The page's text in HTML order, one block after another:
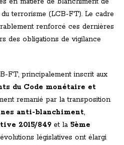
terrorisme (LCB-FT). Le cadre
renforcé ces dernières
des obligations de vigilance
FT, principalement inscrit aux
du Code monétaire et
remanié par la transposition
anti-blanchiment,
2015/849 et la 5ème
législatives ont élargi